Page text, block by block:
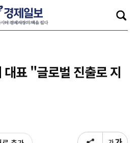
대표 "글로벌 진출로 지